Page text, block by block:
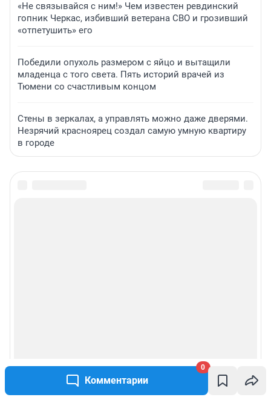
Комментарии
0
«Не связывайся с ним!» Чем известен ревдинский
гопник Черкас, избивший ветерана СВО и грозивший
«отпетушить» его
Победили опухоль размером с яйцо и вытащили
младенца с того света. Пять историй врачей из
Тюмени со счастливым концом
Стены в зеркалах, а управлять можно даже дверями.
Незрячий красноярец создал самую умную квартиру
в городе